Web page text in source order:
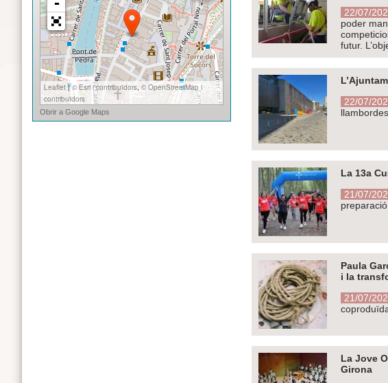
22/07/
poder
futur.
22/07/
La 13a
21/07/
Paula
i la
21/07/
La Jove
Girona